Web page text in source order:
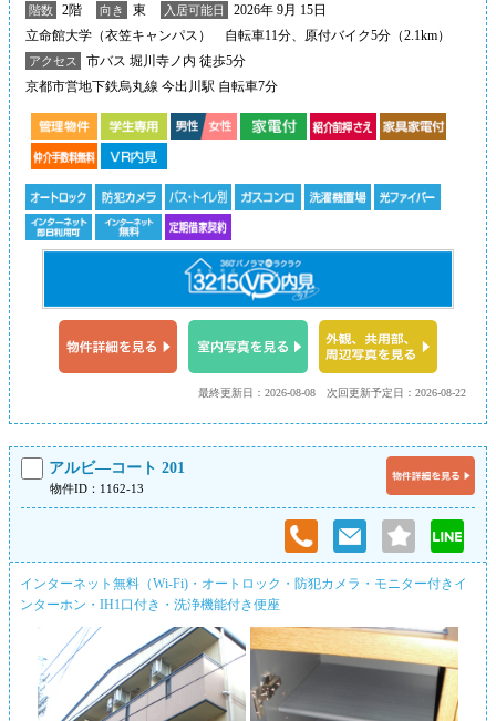
階数 2階 向き 東 入居可能日
2026年 9月 15日
立命館大学（衣笠キャンパス） 自転車11分、原付バイク5分（2.1km）
アクセス
市バス 堀川寺ノ内 徒歩5分
京都市営地下鉄烏丸線 今出川駅 自転車7分
次回更新予定日：2026-08-22
最終更新日：2026-08-08
アルビ―コート 201
物件ID：1162-13
インターネット無料（Wi-Fi)・オートロック・防犯カメラ・モニター付きイ
ンターホン・IH1口付き・洗浄機能付き便座